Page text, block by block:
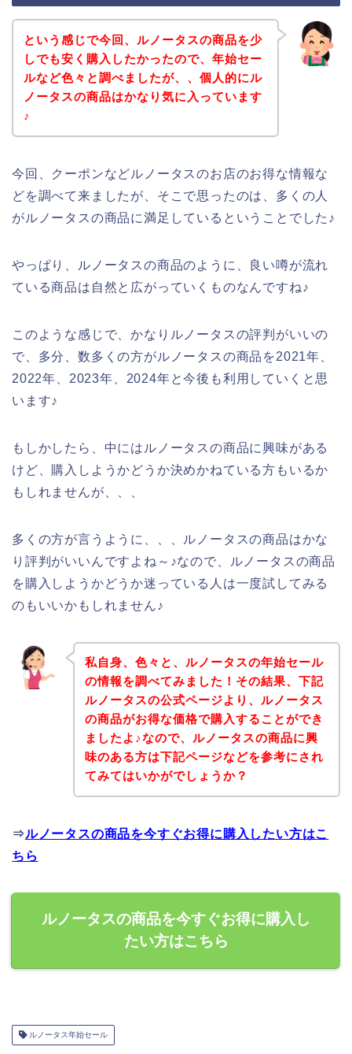
という感じで今回、ルノータスの商品を少
しでも安く購入したかったので、年始セー
ルなど色々と調べましたが、、個人的にル
ノータスの商品はかなり気に入っています
♪
今回、クーポンなどルノータスのお店のお得な情報な
どを調べて来ましたが、そこで思ったのは、多くの人
がルノータスの商品に満足しているということでした♪
やっぱり、ルノータスの商品のように、良い噂が流れ
ている商品は自然と広がっていくものなんですね♪
このような感じで、かなりルノータスの評判がいいの
で、多分、数多くの方がルノータスの商品を2021年、
2022年、2023年、2024年と今後も利用していくと思
います♪
もしかしたら、中にはルノータスの商品に興味がある
けど、購入しようかどうか決めかねている方もいるか
もしれませんが、、、
多くの方が言うように、、、ルノータスの商品はかな
り評判がいいんですよね～♪なので、ルノータスの商品
を購入しようかどうか迷っている人は一度試してみる
のもいいかもしれません♪
私自身、色々と、ルノータスの年始セール
の情報を調べてみました！その結果、下記
ルノータスの公式ページより、ルノータス
の商品がお得な価格で購入することができ
ましたよ♪なので、ルノータスの商品に興
味のある方は下記ページなどを参考にされ
てみてはいかがでしょうか？
⇒ルノータスの商品を今すぐお得に購入したい方はこ
ちら
ルノータスの商品を今すぐお得に購入し
たい方はこちら
ルノータス年始セール